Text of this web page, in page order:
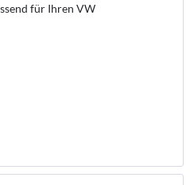
für Ihren VW